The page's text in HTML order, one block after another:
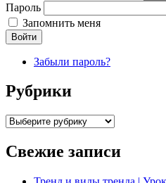
Пароль
Запомнить меня
Войти
Забыли пароль?
Рубрики
Рубрики
Свежие записи